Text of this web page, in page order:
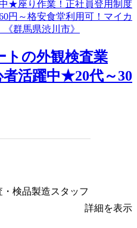
トの外観検査業
活躍中★20代～30
検品製造スタッフ
詳細を表示